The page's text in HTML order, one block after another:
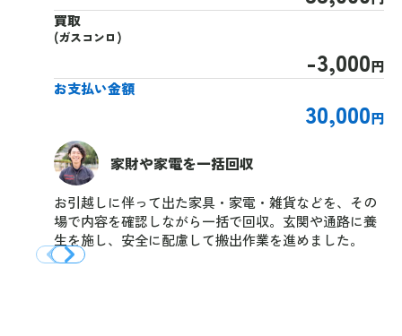
買取
(ガスコンロ)
-3,000円
お支払い金額
30,000円
家財や家電を一括回収
お引越しに伴って出た家具・家電・雑貨などを、その
場で内容を確認しながら一括で回収。玄関や通路に養
生を施し、安全に配慮して搬出作業を進めました。